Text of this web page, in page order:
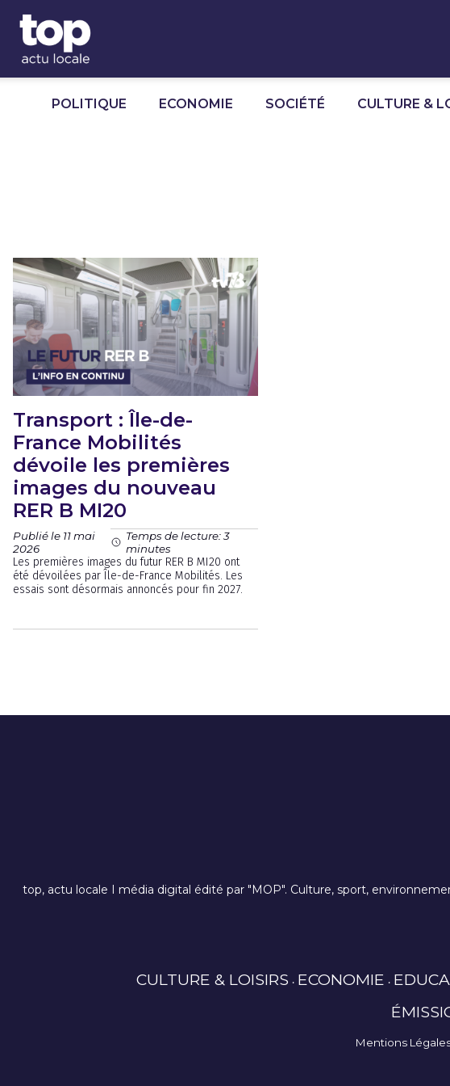
POLITIQUE ECONOMIE SOCIÉTÉ CULTURE &
Transport : Île-de-
France Mobilités
dévoile les premières
images du nouveau
RER B MI20
Publié le 11 mai
2026
Temps de lecture: 3
minutes
Les premières images du futur RER B MI20 ont
été dévoilées par Île-de-France Mobilités. Les
essais sont désormais annoncés pour fin 2027.
top, actu locale I média digital édité par "MOP". Culture, sport,
CULTURE & LOISIRS ECONOMIE
Mentions